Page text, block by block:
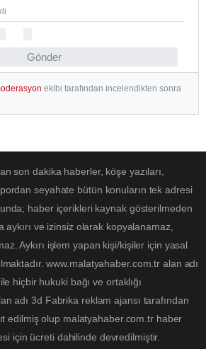
Gönder
ekibi tarafından incelendikten sonra
son dakika haberler, köşe yazıları,
seyahate bütün konuların tek adresi
haber içerikleri kaynak gösterilmeden
aykırı ve izinsiz olarak kopyalanamaz,
Aykırı işlem yapan kişi/kişiler için yasal
www.malatyahaber.com.tr alan adı
hiçbir hukuki bağı ve ortaklığı
adı 3d Fabrika reklam ajansı tarafından
edilmiş olup malatyahaber.com.tr haber
için ücreti dahilinde devredilmiştir.